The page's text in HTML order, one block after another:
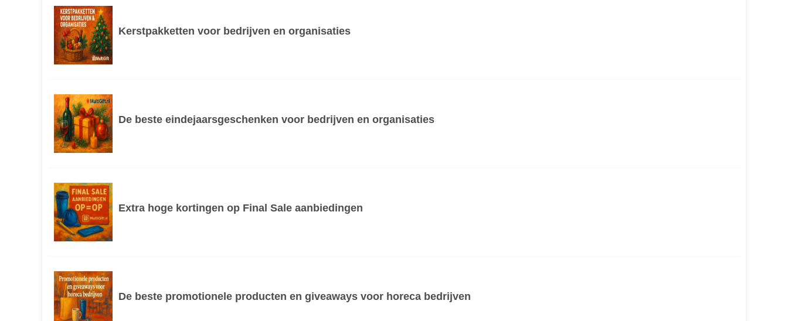
Kerstpakketten voor bedrijven en organisaties
De beste eindejaarsgeschenken voor bedrijven en organisaties
Extra hoge kortingen op Final Sale aanbiedingen
De beste promotionele producten en giveaways voor horeca bedrijven